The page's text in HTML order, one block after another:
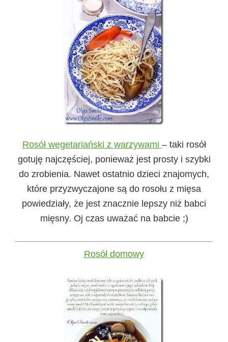
Rosół wegetariański z warzywami – taki rosół
gotuję najczęściej, ponieważ jest prosty i szybki
do zrobienia. Nawet ostatnio dzieci znajomych,
które przyzwyczajone są do rosołu z mięsa
powiedziały, że jest znacznie lepszy niż babci
mięsny. Oj czas uważać na babcie ;)
Rosół domowy